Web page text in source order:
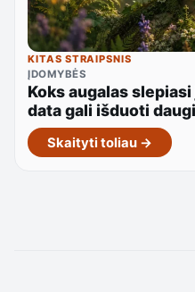
KITAS STRAIPSNIS
ĮDOMYBĖS
Koks augalas
data gali išduoti
Skaityti toliau →